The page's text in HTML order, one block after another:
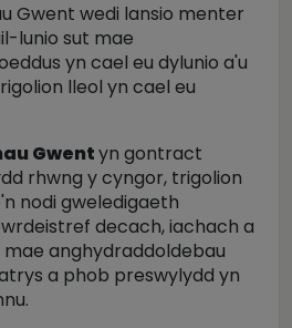
Gwent wedi lansio menter
lunio sut mae
yn cael eu dylunio a'u
lleol yn cael eu
Gwentyn gontract
rhwng y cyngor, trigolion
nodi gweledigaeth
decach, iachach a
anghydraddoldebau
a phob preswylydd yn